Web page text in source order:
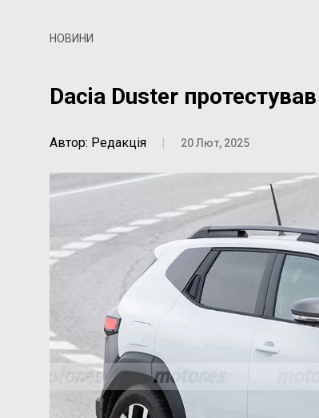
НОВИНИ
Dacia Duster
Автор: Редакція | 20 Лют, 2025